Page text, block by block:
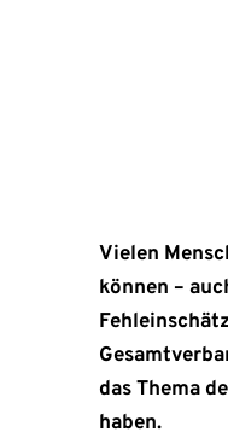
Vielen
können –
das Thema
haben.